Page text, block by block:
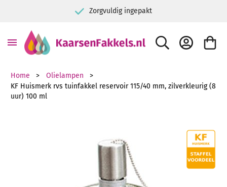
Zorgvuldig ingepakt
ZOEK ACCOUNT
Home
Olielampen
KF Huismerk rvs tuinfakkel reservoir 115/40 mm, zilverkleurig (8
uur) 100 ml
Ga naar het einde van de afbeeldingen-gallerij